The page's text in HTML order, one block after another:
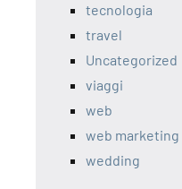
tecnologia
travel
Uncategorized
viaggi
web
web marketing
wedding